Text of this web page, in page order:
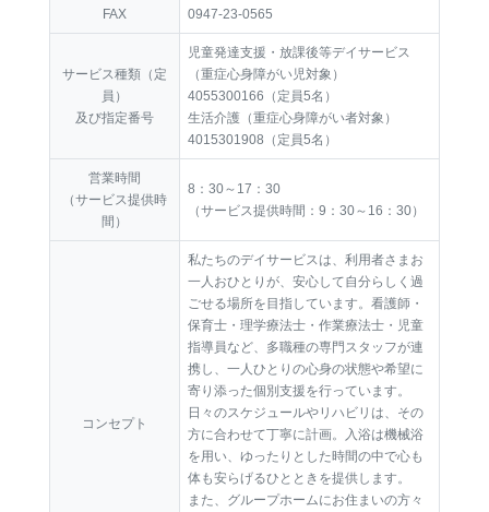
FAX 0947-23-0565
サービス種類（定
員）
及び指定番号
児童発達支援・放課後等デイサービス
（重症心身障がい児対象）
4055300166（定員5名）
生活介護（重症心身障がい者対象）
4015301908（定員5名）
営業時間
（サービス提供時
間）
8：30～17：30
（サービス提供時間：9：30～16：30）
コンセプト
私たちのデイサービスは、利用者さまお
一人おひとりが、安心して自分らしく過
ごせる場所を目指しています。看護師・
保育士・理学療法士・作業療法士・児童
指導員など、多職種の専門スタッフが連
携し、一人ひとりの心身の状態や希望に
寄り添った個別支援を行っています。
日々のスケジュールやリハビリは、その
方に合わせて丁寧に計画。入浴は機械浴
を用い、ゆったりとした時間の中で心も
体も安らげるひとときを提供します。
また、グループホームにお住まいの方々